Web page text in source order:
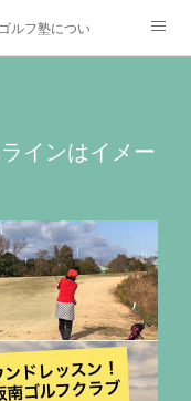
ルフ塾について
インはイメー